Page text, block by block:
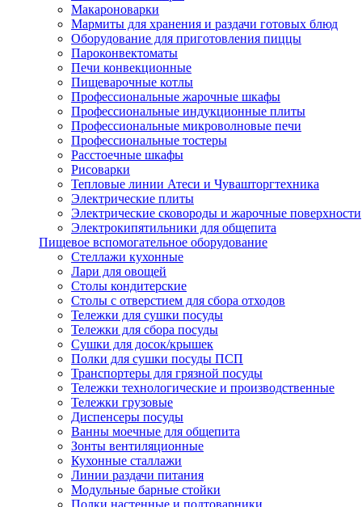
Макароноварки
Мармиты для хранения и раздачи готовых блюд
Оборудование для приготовления пиццы
Пароконвектоматы
Печи конвекционные
Пищеварочные котлы
Профессиональные жарочные шкафы
Профессиональные индукционные плиты
Профессиональные микроволновые печи
Профессиональные тостеры
Расстоечные шкафы
Рисоварки
Тепловые линии Атеси и Чувашторгтехника
Электрические плиты
Электрические сковороды и жарочные поверхности
Электрокипятильники для общепита
Пищевое вспомогательное оборудование
Стеллажи кухонные
Лари для овощей
Столы кондитерские
Столы с отверстием для сбора отходов
Тележки для сушки посуды
Тележки для сбора посуды
Сушки для досок/крышек
Полки для сушки посуды ПСП
Транспортеры для грязной посуды
Тележки технологические и производственные
Тележки грузовые
Диспенсеры посуды
Ванны моечные для общепита
Зонты вентиляционные
Кухонные сталлажи
Линии раздачи питания
Модульные барные стойки
Полки настенные и подтоварники